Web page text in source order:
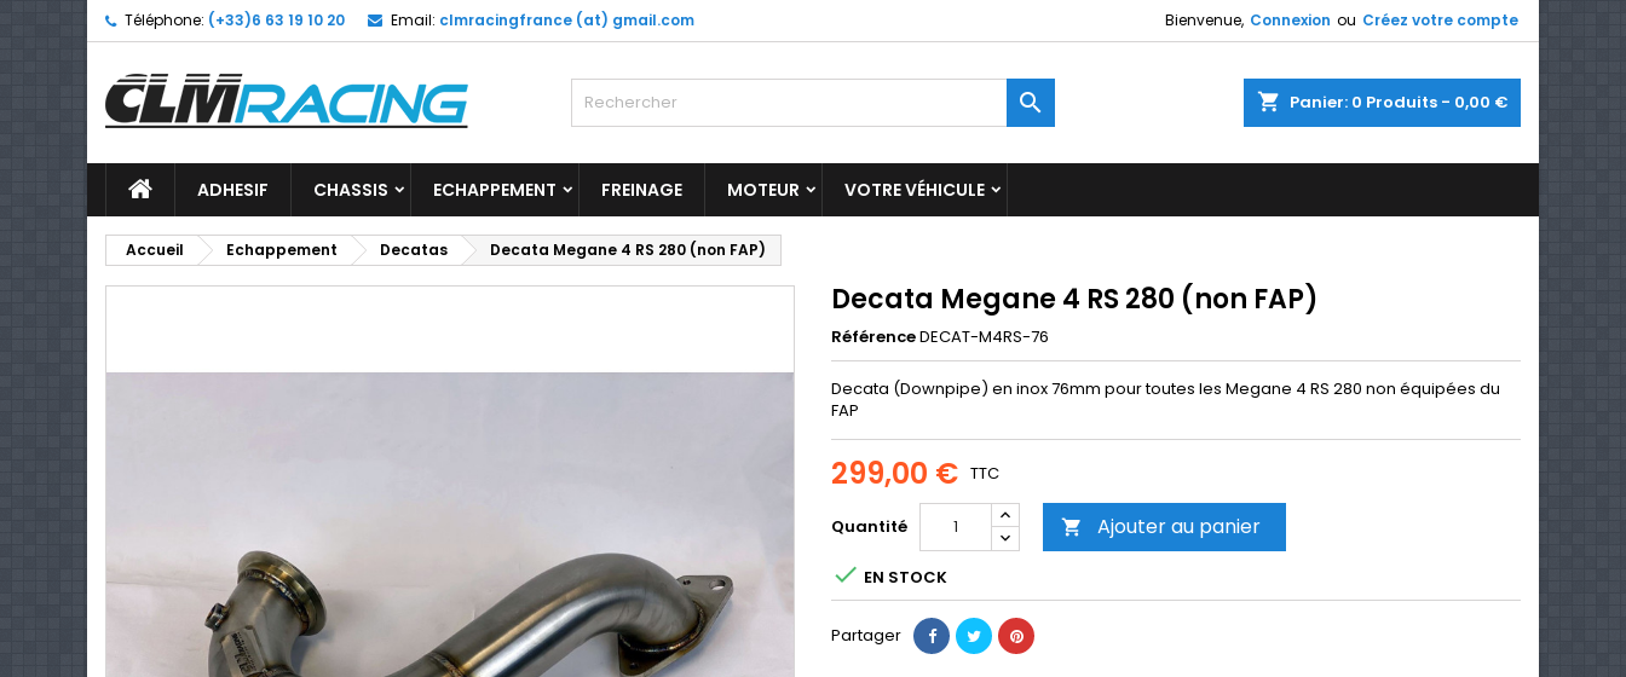
Téléphone: (+33)6 63 19 10 20 Email: clmracingfrance (at) gmail.com Bienvenue, Connexion ou Créez votre compte
shopping_cart Panier: 0 Produits - 0,00 €

ADHESIF CHASSIS ECHAPPEMENT FREINAGE MOTEUR VOTRE VÉHICULE
Accueil Echappement Decatas Decata Megane 4 RS 280 (non FAP)
Decata Megane 4 RS 280 (non FAP)
RéférenceDECAT-M4RS-76
Decata (Downpipe) en inox 76mm pour toutes les Megane 4 RS 280 non équipées du
FAP
299,00 € TTC
Quantité  Ajouter au panier
 EN STOCK
Partager